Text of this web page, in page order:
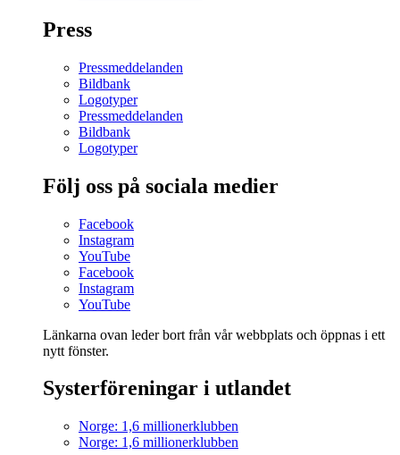
Press
Pressmeddelanden
Bildbank
Logotyper
Pressmeddelanden
Bildbank
Logotyper
Följ oss på sociala medier
Facebook
Instagram
YouTube
Facebook
Instagram
YouTube
Länkarna ovan leder bort från vår webbplats och öppnas i ett
nytt fönster.
Systerföreningar i utlandet
Norge: 1,6 millionerklubben
Norge: 1,6 millionerklubben